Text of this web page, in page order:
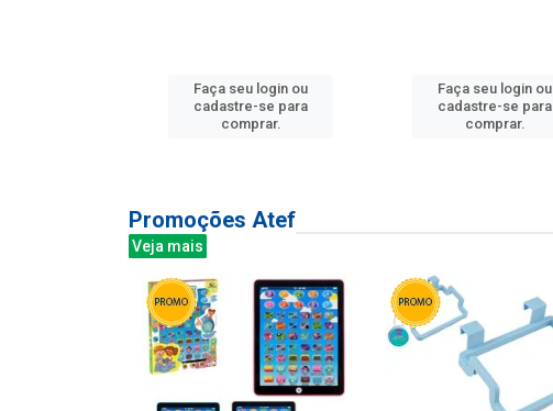
Faça seu login ou
cadastre-se para
comprar.
Faça seu login ou
cadastre-se para
comprar.
Promoções Atef
Veja mais